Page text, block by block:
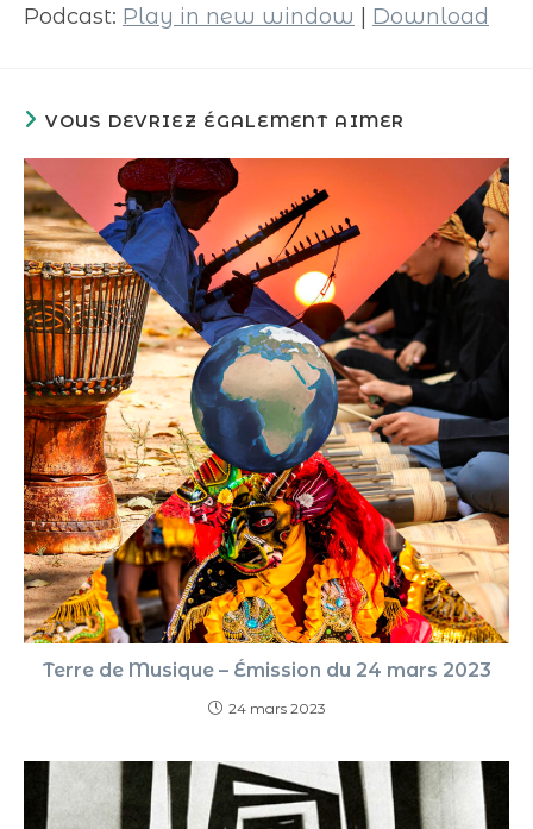
Podcast: Play in new window Download
VOUS DEVRIEZ ÉGALEMENT AIMER
Terre de Musique – Émission du 24 mars 2023
24 mars 2023